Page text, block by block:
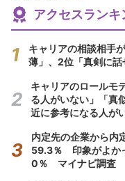
アクセスランキ
キャリアの相談相手
薄」、2位「真剣に話
キャリアのロールモ
る人がいない」「真
近に参考になる人が
内定先の企業から内
59.3％ 印象がよか
0％ マイナビ調査